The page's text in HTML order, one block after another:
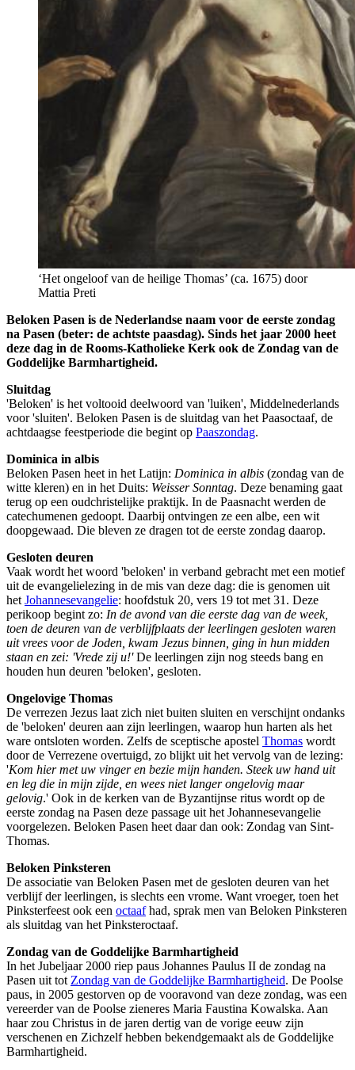
‘Het ongeloof van de heilige Thomas’ (ca. 1675) door
Mattia Preti
Beloken Pasen is de Nederlandse naam voor de eerste zondag
na Pasen (beter: de achtste paasdag). Sinds het jaar 2000 heet
deze dag in de Rooms-Katholieke Kerk ook de Zondag van de
Goddelijke Barmhartigheid.
Sluitdag
'Beloken' is het voltooid deelwoord van 'luiken', Middelnederlands
voor 'sluiten'. Beloken Pasen is de sluitdag van het Paasoctaaf, de
achtdaagse feestperiode die begint op Paaszondag.
Dominica in albis
Beloken Pasen heet in het Latijn: Dominica in albis (zondag van de
witte kleren) en in het Duits: Weisser Sonntag. Deze benaming gaat
terug op een oudchristelijke praktijk. In de Paasnacht werden de
catechumenen gedoopt. Daarbij ontvingen ze een albe, een wit
doopgewaad. Die bleven ze dragen tot de eerste zondag daarop.
Gesloten deuren
Vaak wordt het woord 'beloken' in verband gebracht met een motief
uit de evangelielezing in de mis van deze dag: die is genomen uit
het Johannesevangelie: hoofdstuk 20, vers 19 tot met 31. Deze
perikoop begint zo: In de avond van die eerste dag van de week,
toen de deuren van de verblijfplaats der leerlingen gesloten waren
uit vrees voor de Joden, kwam Jezus binnen, ging in hun midden
staan en zei: 'Vrede zij u!'De leerlingen zijn nog steeds bang en
houden hun deuren 'beloken', gesloten.
Ongelovige Thomas
De verrezen Jezus laat zich niet buiten sluiten en verschijnt ondanks
de 'beloken' deuren aan zijn leerlingen, waarop hun harten als het
ware ontsloten worden. Zelfs de sceptische apostel Thomas wordt
door de Verrezene overtuigd, zo blijkt uit het vervolg van de lezing:
'Kom hier met uw vinger en bezie mijn handen. Steek uw hand uit
en leg die in mijn zijde, en wees niet langer ongelovig maar
gelovig.' Ook in de kerken van de Byzantijnse ritus wordt op de
eerste zondag na Pasen deze passage uit het Johannesevangelie
voorgelezen. Beloken Pasen heet daar dan ook: Zondag van Sint-
Thomas.
Beloken Pinksteren
De associatie van Beloken Pasen met de gesloten deuren van het
verblijf der leerlingen, is slechts een vrome. Want vroeger, toen het
Pinksterfeest ook een octaafhad, sprak men van Beloken Pinksteren
als sluitdag van het Pinksteroctaaf.
Zondag van de Goddelijke Barmhartigheid
In het Jubeljaar 2000 riep paus Johannes Paulus II de zondag na
Pasen uit tot Zondag van de Goddelijke Barmhartigheid. De Poolse
paus, in 2005 gestorven op de vooravond van deze zondag, was een
vereerder van de Poolse zieneres Maria Faustina Kowalska. Aan
haar zou Christus in de jaren dertig van de vorige eeuw zijn
verschenen en Zichzelf hebben bekendgemaakt als de Goddelijke
Barmhartigheid.